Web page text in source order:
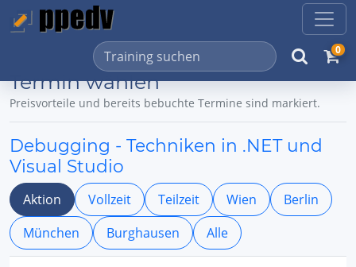
0
Termin wählen
Preisvorteile und bereits bebuchte Termine sind markiert.
Debugging - Techniken in .NET und
Visual Studio
Aktion Vollzeit Teilzeit Wien
Berlin
München
Burghausen Alle